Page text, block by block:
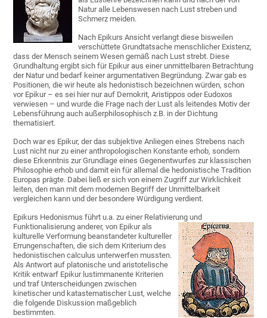
Natur alle Lebenswesen nach Lust streben und
Schmerz meiden.
Nach Epikurs Ansicht verlangt diese bisweilen
verschüttete Grundtatsache menschlicher Existenz,
dass der Mensch seinem Wesen gemäß nach Lust strebt. Diese
Grundhaltung ergibt sich für Epikur aus einer unmittelbaren Betrachtung
der Natur und bedarf keiner argumentativen Begründung. Zwar gab es
Positionen, die wir heute als hedonistisch bezeichnen würden, schon
vor Epikur – es sei hier nur auf Demokrit, Aristippos oder Eudoxos
verwiesen – und wurde die Frage nach der Lust als leitendes Motiv der
Lebensführung auch außerphilosophisch z.B. in der Dichtung
thematisiert.
Doch war es Epikur, der das subjektive Anliegen eines Strebens nach
Lust nicht nur zu einer anthropologischen Konstante erhob, sondern
diese Erkenntnis zur Grundlage eines Gegenentwurfes zur klassischen
Philosophie erhob und damit ein für allemal die hedonistische Tradition
Europas prägte. Dabei ließ er sich von einem Zugriff zur Wirklichkeit
leiten, den man mit dem modernen Begriff der Unmittelbarkeit
vergleichen kann und der besondere Würdigung verdient.
Epikurs Hedonismus führt u.a. zu einer Relativierung und
Funktionalisierung anderer, von Epikurals
kulturelle Verformung beanstandeter kultureller
Errungenschaften, die sich dem Kriterium des
hedonistischen calculus unterwerfen mussten.
Als Antwort auf platonische und aristotelische
Kritik entwarf Epikur lustimmanente Kriterien
und traf Unterscheidungen zwischen
kinetischer und katastematischer Lust, welche
die folgende Diskussion maßgeblich
bestimmten.